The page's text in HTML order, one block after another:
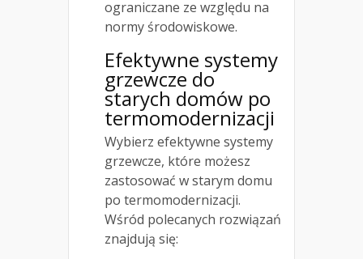
ograniczane ze względu na
normy środowiskowe.
Efektywne systemy
grzewcze do
starych domów po
termomodernizacji
Wybierz efektywne systemy
grzewcze, które możesz
zastosować w starym domu
po termomodernizacji.
Wśród polecanych rozwiązań
znajdują się: